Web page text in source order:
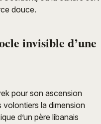
douce.
invisible d’une
pour son ascension
la dimension
d’un père libanais